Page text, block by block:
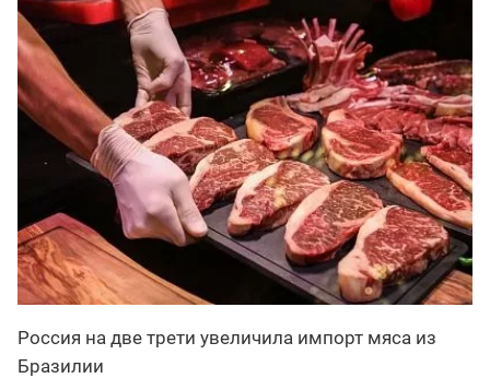
Россия на две трети увеличила импорт мяса из
Бразилии